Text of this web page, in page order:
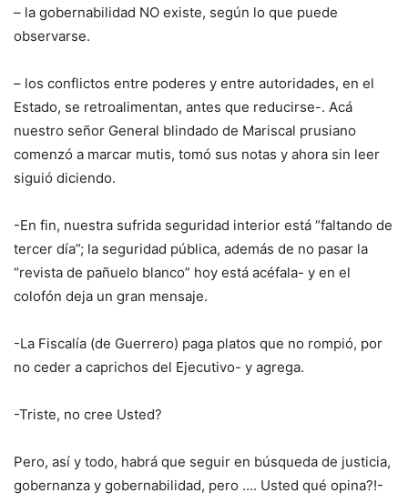
– ⁠la gobernabilidad NO existe, según lo que puede
observarse.
– ⁠los conflictos entre poderes y entre autoridades, en el
Estado, se retroalimentan, antes que reducirse-. Acá
nuestro señor General blindado de Mariscal prusiano
comenzó a marcar mutis, tomó sus notas y ahora sin leer
siguió diciendo.
-En fin, nuestra sufrida seguridad interior está “faltando de
tercer día”; la seguridad pública, además de no pasar la
“revista de pañuelo blanco” hoy está acéfala- y en el
colofón deja un gran mensaje.
-La Fiscalía (de Guerrero) paga platos que no rompió, por
no ceder a caprichos del Ejecutivo- y agrega.
-Triste, no cree Usted?
Pero, así y todo, habrá que seguir en búsqueda de justicia,
gobernanza y gobernabilidad, pero …. Usted qué opina?!-